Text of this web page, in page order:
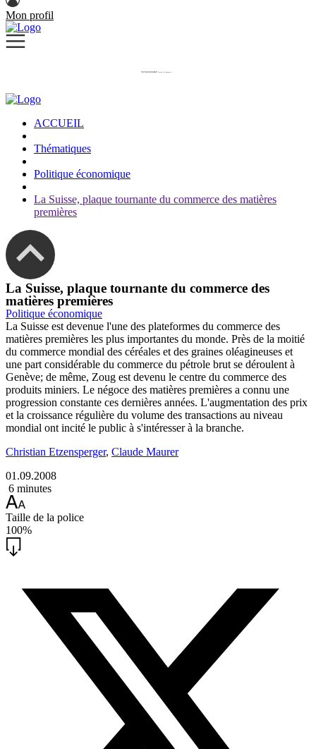
Mon profil
ACCUEIL
Thématiques
Politique économique
La Suisse, plaque tournante du commerce des matières
premières
La Suisse, plaque tournante du commerce des
matières premières
Politique économique
La Suisse est devenue l'une des plateformes du commerce des
matières premières les plus importantes du monde. Près de la moitié
du commerce mondial des céréales et des graines oléagineuses et
une part considérable du commerce du pétrole brut se déroulent à
Genève; de même, Zoug est devenu le centre du commerce des
produits miniers. Le négoce des matières premières a connu une
progression constante ces dernières années. L'augmentation des prix
et la croissance régulière du volume des transactions au niveau
mondial ont incité le public à s'intéresser à la branche.
Christian Etzensperger, Claude Maurer
01.09.2008
6 minutes
Taille de la police
100%